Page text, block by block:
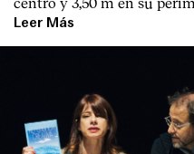
Leer Más